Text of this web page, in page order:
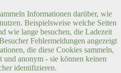
Informationen darüber, wie
Beispielsweise welche Seiten
wie lange besuchen, die Ladezeit
Fehlermeldungen angezeigt
die diese Cookies sammeln,
und anonym - sie können keinen
identifizieren.